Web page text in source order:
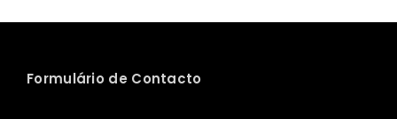
Formulário de Contacto